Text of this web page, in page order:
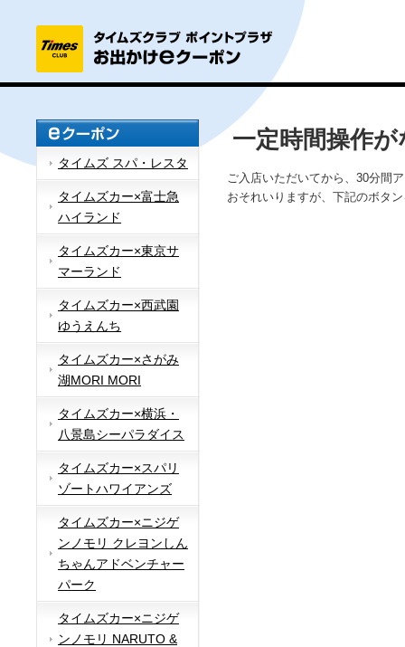
タイムズ スパ・レスタ
タイムズカー×富士急
ハイランド
タイムズカー×東京サ
マーランド
タイムズカー×西武園
ゆうえんち
タイムズカー×さがみ
湖MORI MORI
タイムズカー×横浜・
八景島シーパラダイス
タイムズカー×スパリ
ゾートハワイアンズ
タイムズカー×ニジゲ
ンノモリ クレヨンしん
ちゃんアドベンチャー
パーク
タイムズカー×ニジゲ
ンノモリ NARUTO &
一定時間操作
ご入店いただいてから、30分間
おそれいりますが、下記のボタ